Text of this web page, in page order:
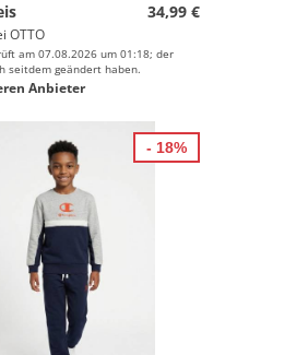
34,99 €
OTTO
am 07.08.2026 um 01:18; der
seitdem geändert haben.
Anbieter
- 18%